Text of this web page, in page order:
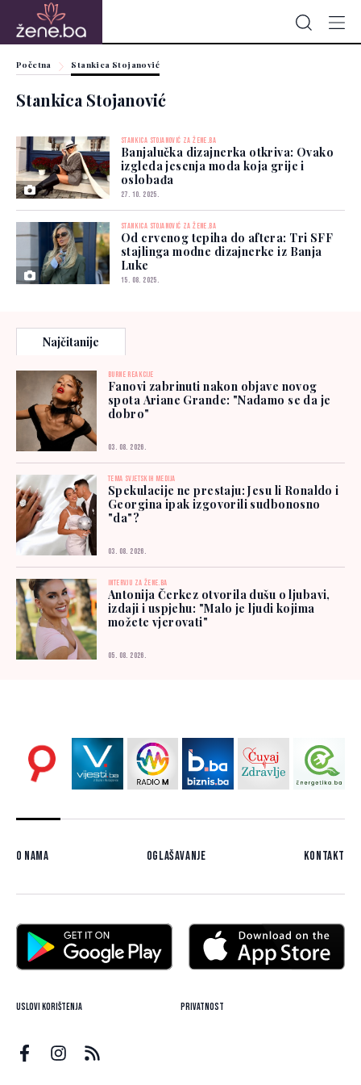
Početna Stankica Stojanović
Stankica Stojanović
STANKICA STOJANOVIĆ ZA ŽENE.BA
Banjalučka dizajnerka otkriva: Ovako
izgleda jesenja moda koja grije i
oslobađa
27. 10. 2025.
STANKICA STOJANOVIĆ ZA ŽENE.BA
Od crvenog tepiha do aftera: Tri SFF
stajlinga modne dizajnerke iz Banja
Luke
15. 08. 2025.
Najčitanije
BURNE REAKCIJE
Fanovi zabrinuti nakon objave novog
spota Ariane Grande: "Nadamo se da je
dobro"
03. 08. 2026.
TEMA SVJETSKIH MEDIJA
Spekulacije ne prestaju: Jesu li Ronaldo i
Georgina ipak izgovorili sudbonosno
"da"?
03. 08. 2026.
INTERVJU ZA ŽENE.BA
Antonija Čerkez otvorila dušu o ljubavi,
izdaji i uspjehu: "Malo je ljudi kojima
možete vjerovati"
05. 08. 2026.
O nama Oglašavanje Kontakt
Uslovi korištenja Privatnost